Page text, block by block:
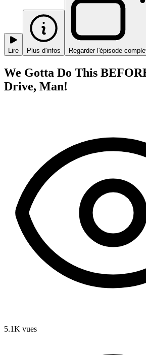
Lire Plus d'infos Regarder l'épisode
We Gotta Do This
Drive, Man!
5.1K vues